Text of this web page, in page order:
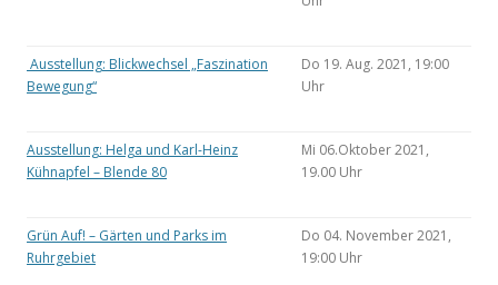
Ausstellung: Blickwechsel „Faszination
Bewegung“
Do 19. Aug. 2021, 19:00
Uhr
Ausstellung: Helga und Karl-Heinz
Kühnapfel – Blende 80
Mi 06.Oktober 2021,
19.00 Uhr
Grün Auf! – Gärten und Parks im
Ruhrgebiet
Do 04. November 2021,
19:00 Uhr